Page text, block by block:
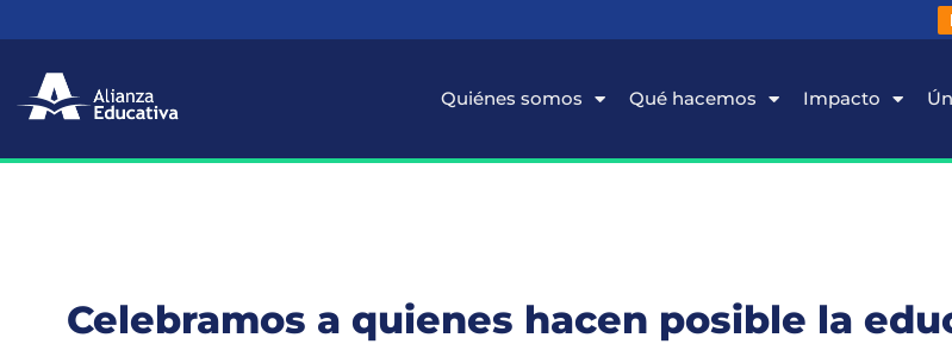
Quiénes somos Qué hacemos Impacto
Celebramos a quienes hacen posible la